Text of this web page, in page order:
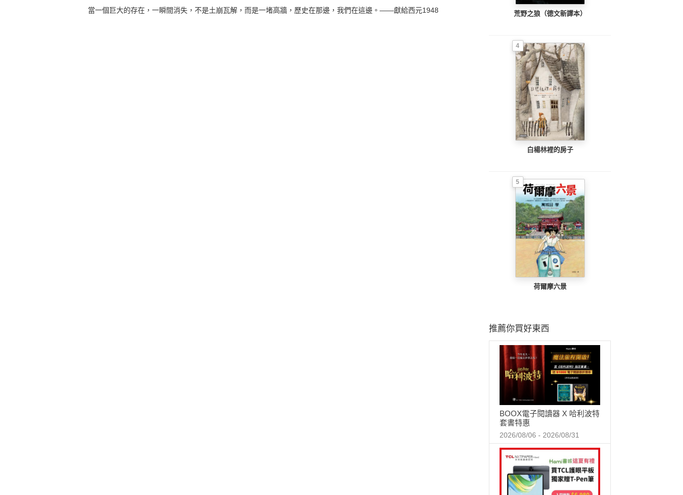
當一個巨大的存在，一瞬間消失，不是土崩瓦解，而是一堵高牆，歷史在那邊，我們在這邊。——獻給西元1948 荒野之狼（德文新譯本）
4
白楊林裡的房子
5
荷爾摩六景
推薦你買好東西
BOOX電子閱讀器 X 哈利波特
套書特惠
2026/08/06 - 2026/08/31